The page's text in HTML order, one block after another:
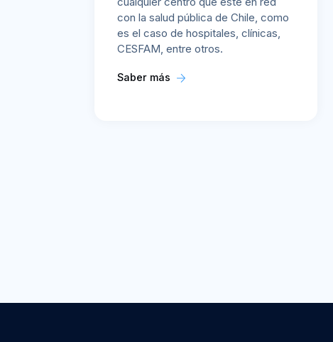
con la salud pública de Chile, como
es el caso de hospitales, clínicas,
CESFAM, entre otros.
Saber más